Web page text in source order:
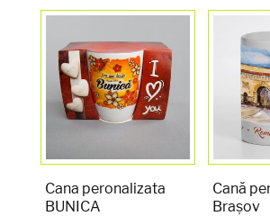
Cana peronalizata
BUNICA
Cană
Brașov